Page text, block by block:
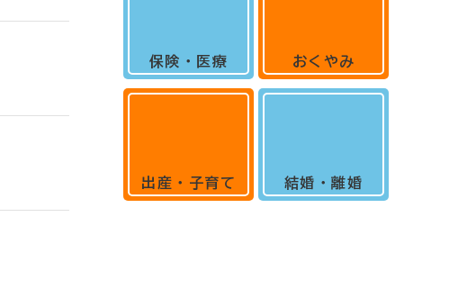
保険・医療
出産・子育て
おくやみ
結婚・離婚